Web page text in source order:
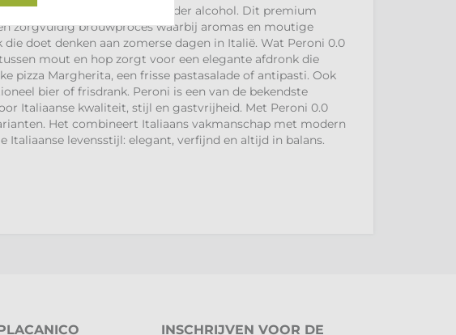
bewust willen genieten zonder alcohol. Dit premium
zorgvuldig brouwproces waarbij aromas en moutige
doet denken aan zomerse dagen in Italië. Wat Peroni 0.0
mout en hop zorgt voor een elegante afdronk die
pizza Margherita, een frisse pastasalade of antipasti. Ook
bier of frisdrank. Peroni is een van de bekendste
Italiaanse kwaliteit, stijl en gastvrijheid. Met Peroni 0.0
Het combineert Italiaans vakmanschap met modern
Italiaanse levensstijl: elegant, verfijnd en altijd in balans.
INSCHRIJVEN VOOR DE